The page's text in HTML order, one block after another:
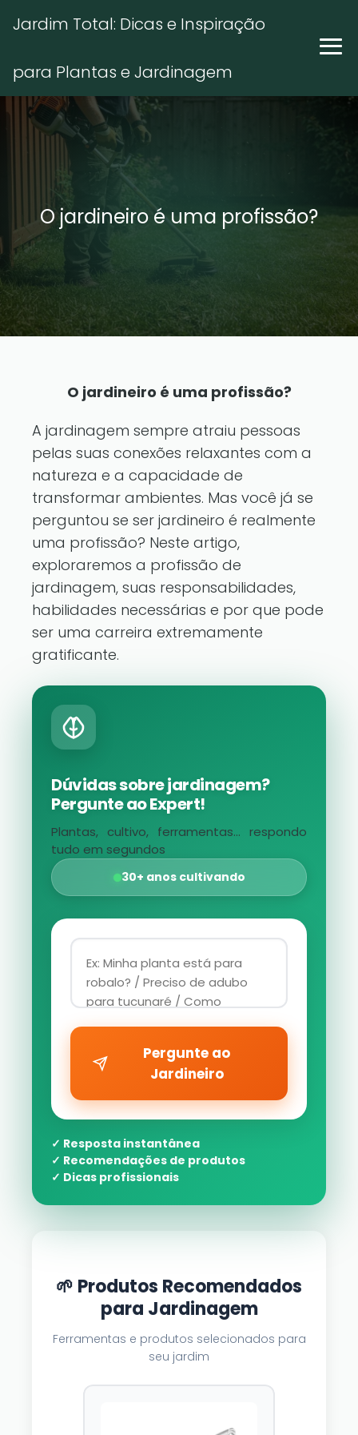
Jardim Total: Dicas e Inspiração
para Plantas e Jardinagem
O jardineiro é uma profissão?
O jardineiro é uma profissão?
A jardinagem sempre atraiu pessoas
pelas suas conexões relaxantes com a
natureza e a capacidade de
transformar ambientes. Mas você já se
perguntou se ser jardineiro é realmente
uma profissão? Neste artigo,
exploraremos a profissão de
jardinagem, suas responsabilidades,
habilidades necessárias e por que pode
ser uma carreira extremamente
gratificante.
Dúvidas sobre jardinagem?
Pergunte ao Expert!
Plantas, cultivo, ferramentas... respondo
tudo em segundos
30+ anos cultivando
Pergunte ao
Jardineiro
✓ Resposta instantânea
✓ Recomendações de produtos
✓ Dicas profissionais
🌱 Produtos Recomendados
para Jardinagem
Ferramentas e produtos selecionados para
seu jardim